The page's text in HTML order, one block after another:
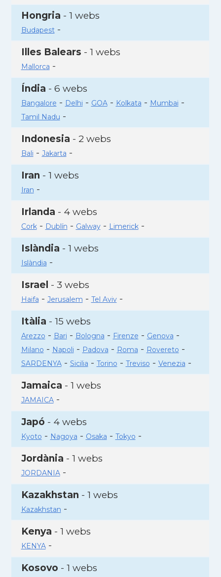
Hongria - 1 webs
Budapest-
Illes Balears - 1 webs
Mallorca -
Índia - 6 webs
Bangalore - Delhi - GOA- Kolkata - Mumbai -
Tamil Nadu -
Indonesia - 2 webs
Bali - Jakarta -
Iran - 1 webs
Iran -
Irlanda - 4 webs
Cork- Dublín - Galway- Limerick-
Islàndia - 1 webs
Islàndia -
Israel - 3 webs
Haifa - Jerusalem - Tel Aviv-
Itàlia - 15 webs
Arezzo - Bari - Bologna - Firenze - Genova -
Milano - Napoli - Padova - Roma - Rovereto -
SARDENYA- Sicilia - Torino - Treviso - Venezia -
Jamaica - 1 webs
JAMAICA-
Japó - 4 webs
Kyoto - Nagoya - Osaka - Tokyo -
Jordània - 1 webs
JORDANIA-
Kazakhstan - 1 webs
Kazakhstan -
Kenya - 1 webs
KENYA-
Kosovo - 1 webs